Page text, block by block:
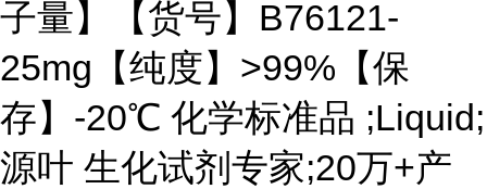
子量】【货号】B76121-
25mg【纯度】>99%【保
存】-20℃ 化学标准品 ;Liquid;
源叶 生化试剂专家;20万+产